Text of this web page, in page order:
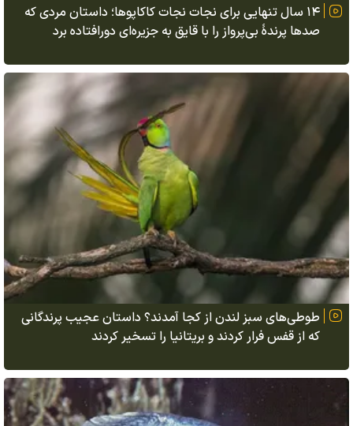
۱۴ سال تنهایی برای نجات نجات کاکاپوها؛ داستان مردی که
صدها پرندهٔ بی‌پرواز را با قایق به جزیره‌ای دورافتاده برد
طوطی‌های سبز لندن از کجا آمدند؟ داستان عجیب پرندگانی
که از قفس فرار کردند و بریتانیا را تسخیر کردند